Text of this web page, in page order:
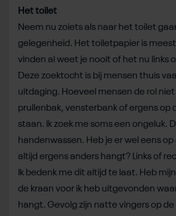
Het toilet
Neem nu zoiets als naar het toilet
gelegenheid. Het toiletpapier is
vinden al weet je nooit of het nu links
Deze zoektocht is bij mensen thuis
uitdaging. Hoeveel mensen de rol niet
prullenbak, vensterbank of ergens op
staan. Ik zoek me soms een ongeluk.
handenwassen. Heb je er wel eens
altijd ergens anders hangt? Links of
Ik bedenk me dit altijd te laat. Heb
de kraan voor ik heb uitgevonden
hangt. Gevolg zijn natte vingers op de